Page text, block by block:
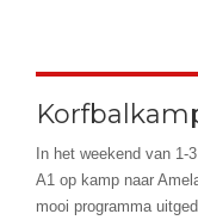
In het weekend van
A1 op kamp naar
mooi programma